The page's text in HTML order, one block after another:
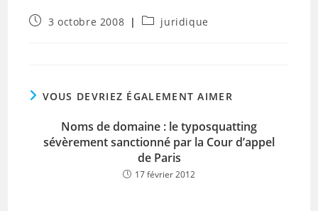
Publication
3 octobre 2008
Postjuridique
VOUS DEVRIEZ ÉGALEMENT AIMER
Noms de domaine : le typosquatting
sévèrement sanctionné par la Cour d’appel
de Paris
17 février 2012